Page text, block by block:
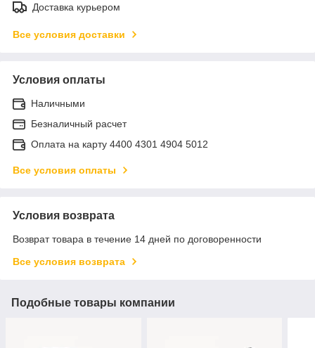
Доставка курьером
Все условия доставки
Условия оплаты
Наличными
Безналичный расчет
Оплата на карту 4400 4301 4904 5012
Все условия оплаты
Условия возврата
Возврат товара в течение 14 дней по договоренности
Все условия возврата
Подобные товары компании